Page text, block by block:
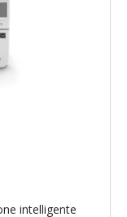
intelligente